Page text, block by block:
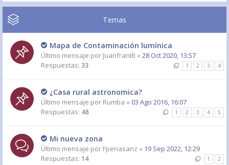
Temas
Mapa de Contaminación lumínica
Último mensaje por JuanfranIB « 28 Oct 2020, 13:57
Respuestas: 33 1 2 3 4
¿Casa rural astronomica?
Último mensaje por Rumba « 03 Ago 2016, 16:07
Respuestas: 48 1 2 3 4 5
Mi nueva zona
Último mensaje por Fpenasanz « 19 Sep 2022, 12:29
Respuestas: 14 1 2